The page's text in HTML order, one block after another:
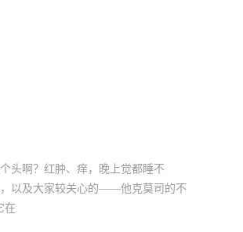
头啊？红肿、痒，晚上觉都睡不
，以及大家较关心的——他克莫司的不
在